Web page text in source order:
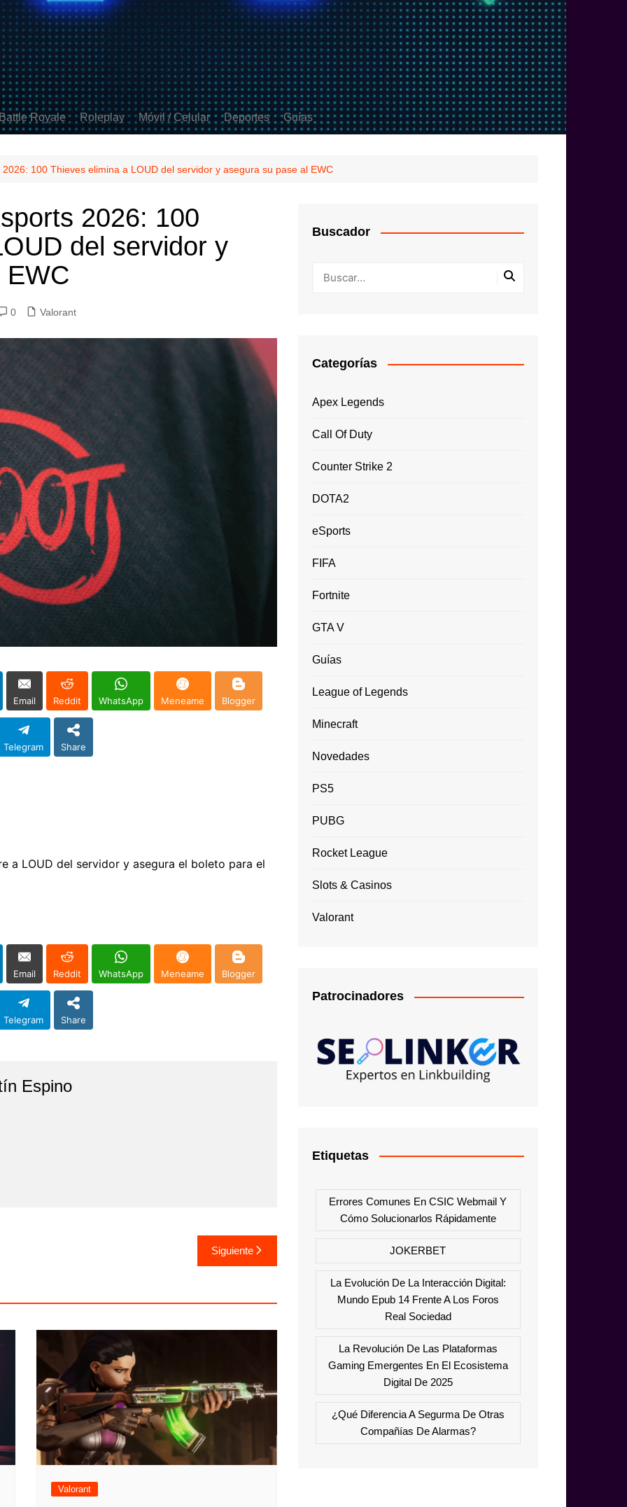
Battle Royale
Fortnite
Roleplay
Minecraft
Móvil / Celular
Clash Royale
Brawl Stars
Coin Master
Deportes
Rocket League
Guías
100 Thieves elimina a LOUD del servidor y asegura su pase al EWC
2026: 100
del servidor y
EWC
0 Valorant
Email Reddit WhatsApp Meneame Blogger
Telegram Share
a LOUD del servidor y asegura el boleto para el
Email Reddit WhatsApp Meneame Blogger
Telegram Share
Espino
Siguiente
Valorant
Buscador
Categorías
Apex Legends
Call Of Duty
Counter Strike 2
DOTA2
eSports
FIFA
Fortnite
GTA V
Guías
League of Legends
Minecraft
Novedades
PS5
PUBG
Rocket League
Slots & Casinos
Valorant
Patrocinadores
Etiquetas
Errores Comunes En CSIC Webmail Y
Cómo Solucionarlos Rápidamente
JOKERBET
La Evolución De La Interacción Digital:
Mundo Epub 14 Frente A Los Foros
Real Sociedad
La Revolución De Las Plataformas
Gaming Emergentes En El Ecosistema
Digital De 2025
¿Qué Diferencia A Segurma De Otras
Compañías De Alarmas?